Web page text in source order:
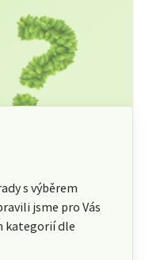
s výběrem
jsme pro Vás
kategorií dle